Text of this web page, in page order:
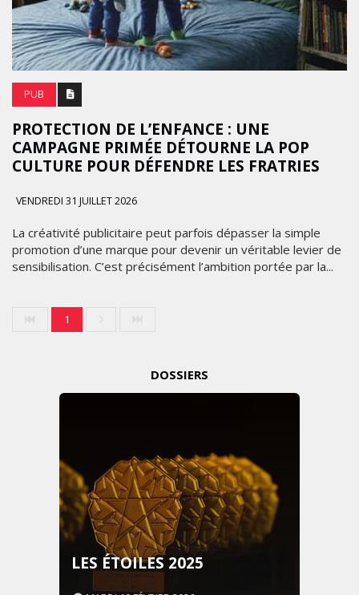
PUB
PROTECTION DE L’ENFANCE : UNE
CAMPAGNE PRIMÉE DÉTOURNE LA POP
CULTURE POUR DÉFENDRE LES FRATRIES
VENDREDI 31 JUILLET 2026
La créativité publicitaire peut parfois dépasser la simple
promotion d’une marque pour devenir un véritable levier de
sensibilisation. C’est précisément l’ambition portée par la...
1
DOSSIERS
LES ÉTOILES 2025